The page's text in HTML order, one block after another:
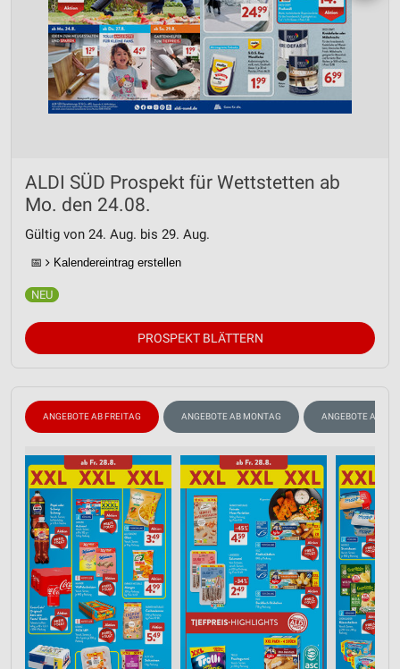
ALDI SÜD Prospekt für Wettstetten ab
Mo. den 24.08.
Gültig von 24. Aug. bis 29. Aug.
📅 Kalendereintrag erstellen
PROSPEKT BLÄTTERN
ANGEBOTE AB FREITAG ANGEBOTE AB MONTAG ANGEBOTE AB